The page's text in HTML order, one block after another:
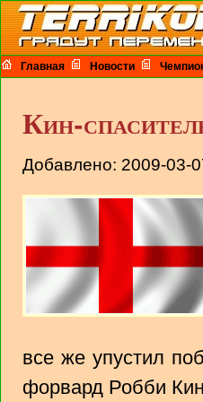
Главная Новости
Кин-
Добавлено: 2009-03-
все же упустил
форвард Робби